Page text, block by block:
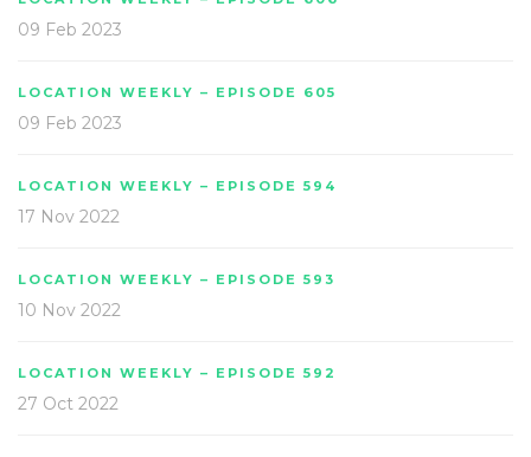
09 Feb 2023
LOCATION WEEKLY – EPISODE 605
09 Feb 2023
LOCATION WEEKLY – EPISODE 594
17 Nov 2022
LOCATION WEEKLY – EPISODE 593
10 Nov 2022
LOCATION WEEKLY – EPISODE 592
27 Oct 2022